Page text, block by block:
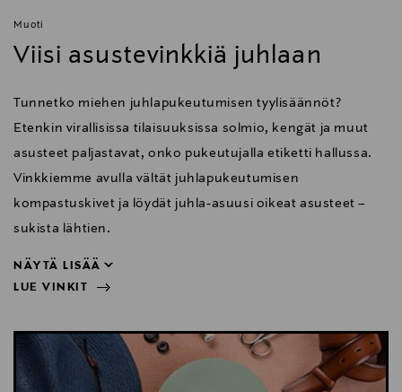
Muoti
Viisi asustevinkkiä juhlaan
Tunnetko miehen juhlapukeutumisen tyylisäännöt?
Etenkin virallisissa tilaisuuksissa solmio, kengät ja muut
asusteet paljastavat, onko pukeutujalla etiketti hallussa.
Vinkkiemme avulla vältät juhlapukeutumisen
kompastuskivet ja löydät juhla-asuusi oikeat asusteet –
sukista lähtien.
NÄYTÄ LISÄÄ
LUE VINKIT
NÄYTÄ VÄHEMMÄN
LUE VINKIT